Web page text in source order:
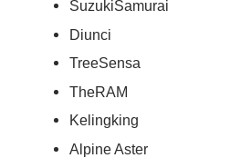
SuzukiSamurai
Diunci
TreeSensa
TheRAM
Kelingking
Alpine Aster